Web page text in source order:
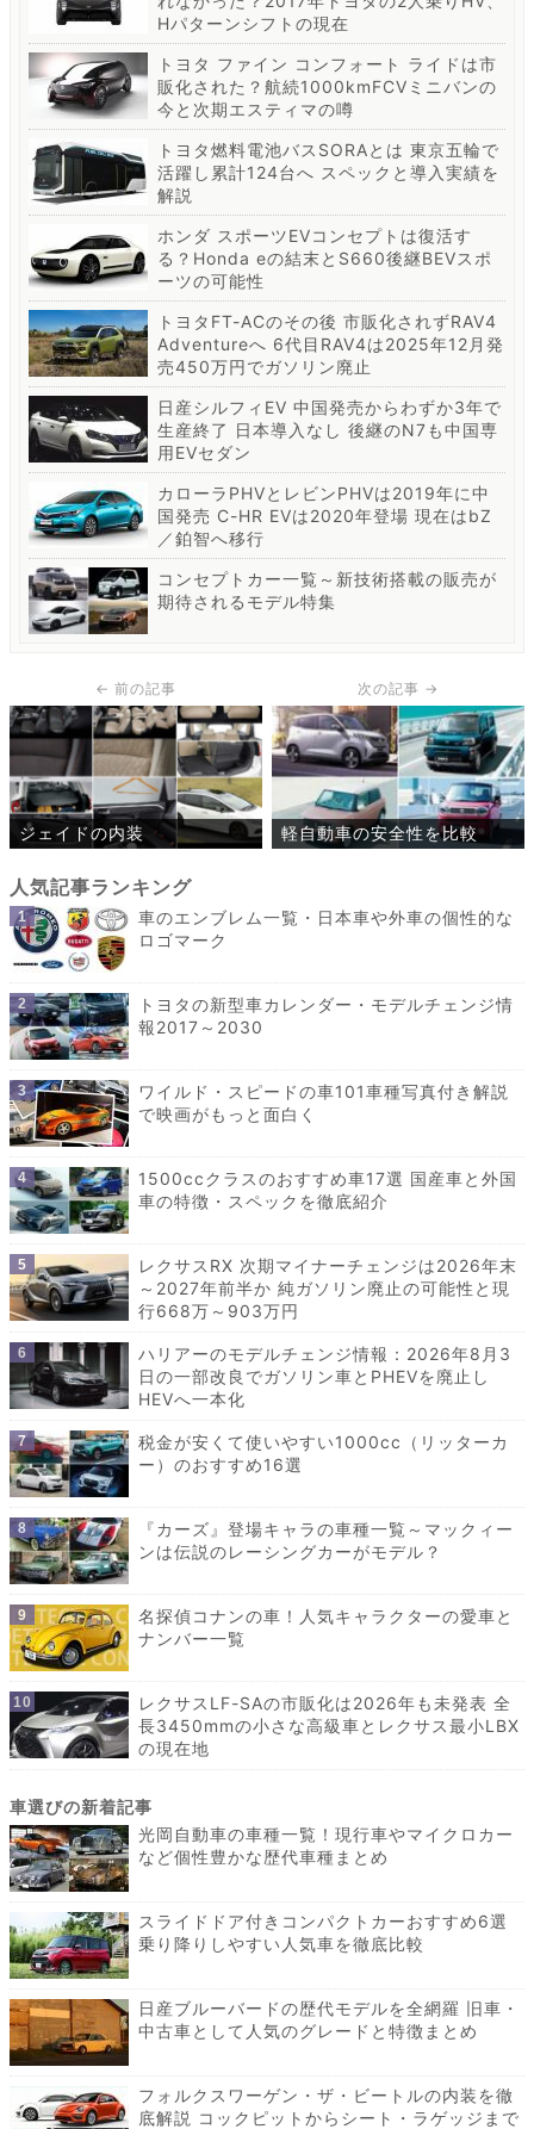
Hパターンシフトの現在
トヨタ ファイン コンフォート ライドは市
販化された？航続1000kmFCVミニバンの
今と次期エスティマの噂
トヨタ燃料電池バスSORAとは 東京五輪で
活躍し累計124台へ スペックと導入実績を
解説
ホンダ スポーツEVコンセプトは復活す
る？Honda eの結末とS660後継BEVスポ
ーツの可能性
トヨタFT-ACのその後 市販化されずRAV4
Adventureへ 6代目RAV4は2025年12月発
売450万円でガソリン廃止
日産シルフィEV 中国発売からわずか3年で
生産終了 日本導入なし 後継のN7も中国専
用EVセダン
カローラPHVとレビンPHVは2019年に中
国発売 C-HR EVは2020年登場 現在はbZ
／鉑智へ移行
コンセプトカー一覧～新技術搭載の販売が
期待されるモデル特集
ジェイドの内装 軽自動車の安全性を比較
車のエンブレム一覧・日本車や外車の個性的な
ロゴマーク
トヨタの新型車カレンダー・モデルチェンジ情
報2017～2030
ワイルド・スピードの車101車種写真付き解説
で映画がもっと面白く
1500ccクラスのおすすめ車17選 国産車と外国
車の特徴・スペックを徹底紹介
レクサスRX 次期マイナーチェンジは2026年末
～2027年前半か 純ガソリン廃止の可能性と現
行668万～903万円
ハリアーのモデルチェンジ情報：2026年8月3
日の一部改良でガソリン車とPHEVを廃止し
HEVへ一本化
税金が安くて使いやすい1000cc（リッターカ
ー）のおすすめ16選
『カーズ』登場キャラの車種一覧～マックィー
ンは伝説のレーシングカーがモデル？
名探偵コナンの車！人気キャラクターの愛車と
ナンバー一覧
レクサスLF-SAの市販化は2026年も未発表 全
長3450mmの小さな高級車とレクサス最小LBX
の現在地
光岡自動車の車種一覧！現行車やマイクロカー
など個性豊かな歴代車種まとめ
スライドドア付きコンパクトカーおすすめ6選
乗り降りしやすい人気車を徹底比較
日産ブルーバードの歴代モデルを全網羅 旧車・
中古車として人気のグレードと特徴まとめ
フォルクスワーゲン・ザ・ビートルの内装を徹
底解説 コックピットからシート・ラゲッジまで